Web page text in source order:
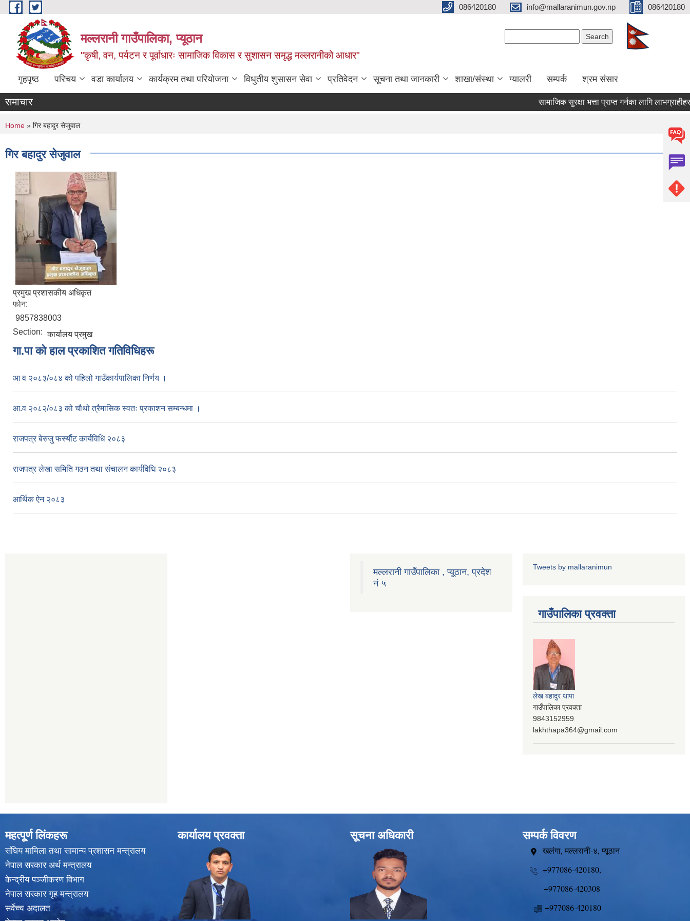
Skip to main content 086420180 info@mallaranimun.gov.np 086420180
मल्लरानी गाउँपालिका, प्यूठान
"कृषी, वन, पर्यटन र पूर्वाधारः सामाजिक विकास र सुशासन समृद्ध मल्लरानीको आधार"
गृहपृष्ठ परिचय वडा कार्यालय कार्यक्रम तथा परियोजना विधुतीय शुसासन सेवा प्रतिवेदन सूचना तथा जानकारी शाखा/संस्था ग्यालरी सम्पर्क श्रम संसार
समाचार सामाजिक सुरक्षा भत्ता प्राप्त गर्नका लागि
You are here
Home » गिर बहादुर सेजुवाल
गिर बहादुर सेजुवाल
प्रमुख प्रशासकीय अधिकृत
फोन:
9857838003
Section: कार्यालय प्रमुख
गा.पा काे हाल प्रकाशित गतिविधिहरू
आ व २०८३/०८४ को पहिलो गाउँकार्यपालिका निर्णय ।
आ.व २०८२/०८३ को चौथो त्रैमासिक स्वतः प्रकाशन सम्बन्धमा ।
राजपत्र बेरुजु फर्स्यौट कार्यविधि २०८३
राजपत्र लेखा समिति गठन तथा संचालन कार्यविधि २०८३
आर्थिक ऐन २०८३
मल्लरानी गाउँपालिका , प्यूठान, प्रदेश
नं ५
Tweets by mallaranimun
गाउँपालिका प्रवक्ता
लेख बहादुर थापा
गाउँपालिका प्रवक्ता
9843152959
lakhthapa364@gmail.com
महत्पू्र्ण लिंकहरू
संघिय मामिला तथा सामान्य प्रशासन मन्त्रालय
नेपाल सरकार अर्थ मन्त्रालय
केन्द्रीय पञ्जीकरण विभाग
नेपाल सरकार गृह मन्त्रालय
सर्वेच्च अदालत
कार्यालय प्रवक्ता सूचना अधिकारी सम्पर्क विवरण
खलंगा, मल्लरानी-४, प्यूठान
+977086-420180,
+977086-420308
+977086-420180